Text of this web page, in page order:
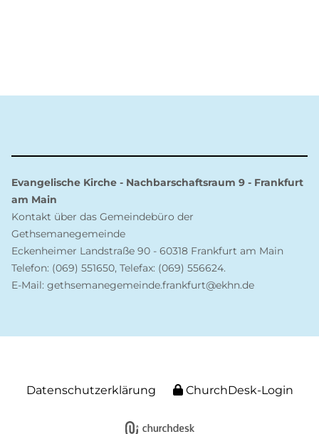
Evangelische Kirche - Nachbarschaftsraum 9 - Frankfurt
am Main
Kontakt über das Gemeindebüro der
Gethsemanegemeinde
Eckenheimer Landstraße 90 - 60318 Frankfurt am Main
Telefon: (069) 551650, Telefax: (069) 556624.
E-Mail: gethsemanegemeinde.frankfurt@ekhn.de
Datenschutzerklärung ChurchDesk-Login